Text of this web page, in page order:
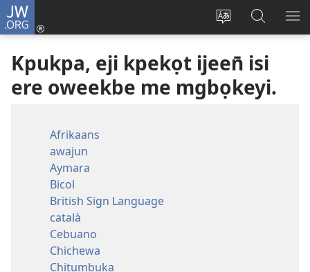
JW.ORG
Nwene
ereyi
Log
new
window)
Week
Kpukpa, eji kpekọt ijeen̄ isi
ere oweekbe me mgbọkeyi.
Afrikaans
awajun
Aymara
Bicol
British Sign Language
català
Cebuano
Chichewa
Chitumbuka